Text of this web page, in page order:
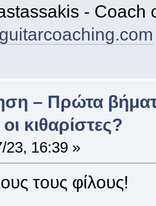
- Coach
– Πρώτα
κιθαρίστες?
23, 16:39 »
τους φίλους!